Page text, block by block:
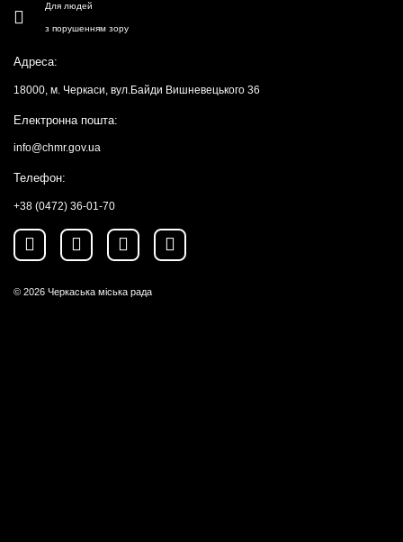
Для людей
з порушенням зору
Адреса:
18000, м. Черкаси, вул.Байди Вишневецького 36
Електронна пошта:
info@chmr.gov.ua
Телефон:
+38 (0472) 36-01-70
© 2026 Черкаська міська рада